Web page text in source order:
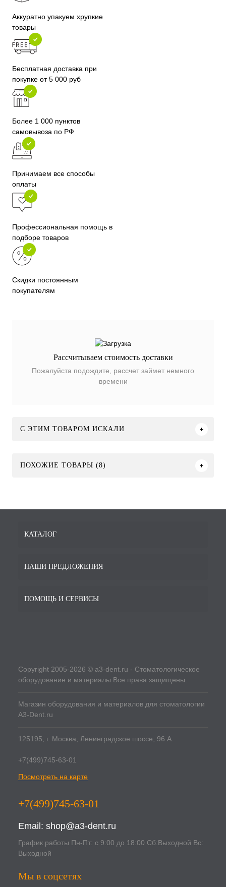
Аккуратно упакуем хрупкие
товары
Бесплатная доставка при
покупке от 5 000 руб
Более 1 000 пунктов
самовывоза по РФ
Принимаем все способы
оплаты
Профессиональная помощь в
подборе товаров
Скидки постоянным
покупателям
Рассчитываем стоимость доставки
Пожалуйста подождите, рассчет займет немного
времени
C ЭТИМ ТОВАРОМ ИСКАЛИ
ПОХОЖИЕ ТОВАРЫ (8)
КАТАЛОГ
НАШИ ПРЕДЛОЖЕНИЯ
ПОМОЩЬ И СЕРВИСЫ
Copyright 2005-2026 © a3-dent.ru - Стоматологическое
оборудование и материалы Все права защищены.
Магазин оборудования и материалов для стоматологии
A3-Dent.ru
125195, г. Москва, Ленинградское шоссе, 96 А.
+7(499)745-63-01
Посмотреть на карте
+7(499)745-63-01
Email: shop@a3-dent.ru
График работы Пн-Пт: с 9:00 до 18:00 Сб:Выходной Вс:
Выходной
Мы в соцсетях